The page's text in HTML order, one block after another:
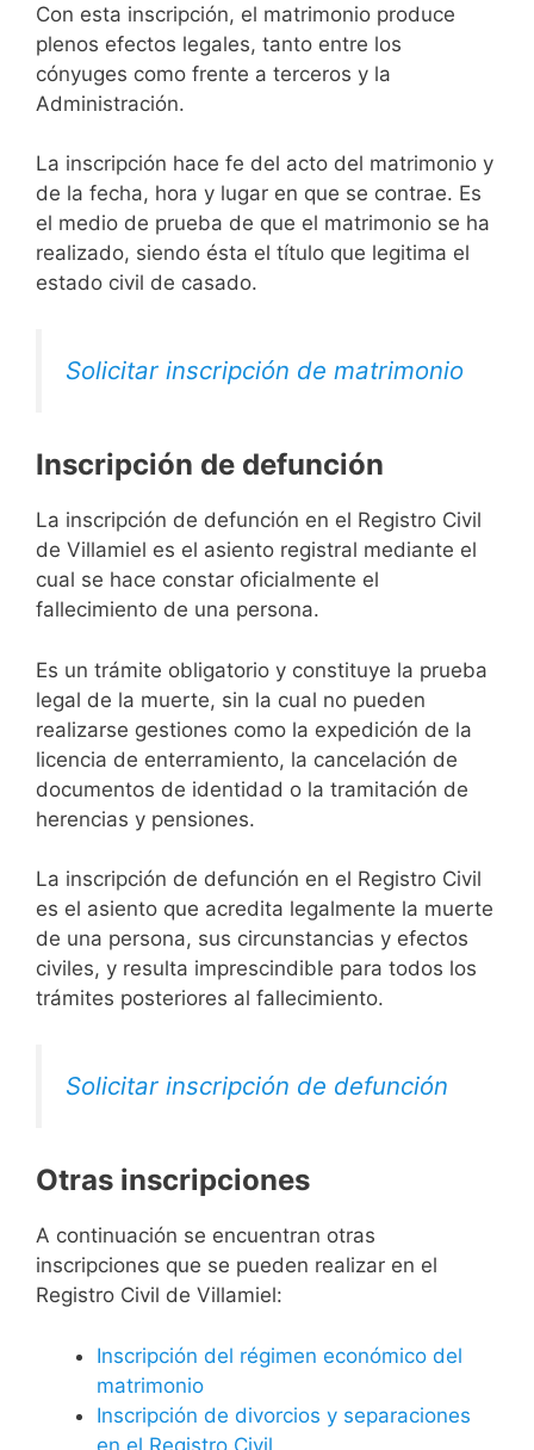
Con esta inscripción, el matrimonio produce
plenos efectos legales, tanto entre los
cónyuges como frente a terceros y la
Administración.
La inscripción hace fe del acto del matrimonio y
de la fecha, hora y lugar en que se contrae. Es
el medio de prueba de que el matrimonio se ha
realizado, siendo ésta el título que legitima el
estado civil de casado.
Solicitar inscripción de matrimonio
Inscripción de defunción
La inscripción de defunción en el Registro Civil
de Villamiel es el asiento registral mediante el
cual se hace constar oficialmente el
fallecimiento de una persona.
Es un trámite obligatorio y constituye la prueba
legal de la muerte, sin la cual no pueden
realizarse gestiones como la expedición de la
licencia de enterramiento, la cancelación de
documentos de identidad o la tramitación de
herencias y pensiones.
La inscripción de defunción en el Registro Civil
es el asiento que acredita legalmente la muerte
de una persona, sus circunstancias y efectos
civiles, y resulta imprescindible para todos los
trámites posteriores al fallecimiento.
Solicitar inscripción de defunción
Otras inscripciones
A continuación se encuentran otras
inscripciones que se pueden realizar en el
Registro Civil de Villamiel:
Inscripción del régimen económico del
matrimonio
Inscripción de divorcios y separaciones
en el Registro Civil